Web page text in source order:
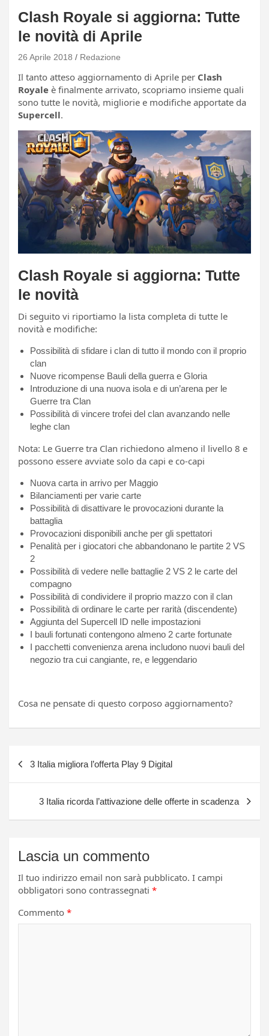
Clash Royale si aggiorna: Tutte
le novità di Aprile
26 Aprile 2018 Redazione
Il tanto atteso aggiornamento di Aprile per Clash
Royale è finalmente arrivato, scopriamo insieme quali
sono tutte le novità, migliorie e modifiche apportate da
Supercell.
Clash Royale si aggiorna: Tutte
le novità
Di seguito vi riportiamo la lista completa di tutte le
novità e modifiche:
Possibilità di sfidare i clan di tutto il mondo con il proprio
clan
Nuove ricompense Bauli della guerra e Gloria
Introduzione di una nuova isola e di un’arena per le
Guerre tra Clan
Possibilità di vincere trofei del clan avanzando nelle
leghe clan
Nota: Le Guerre tra Clan richiedono almeno il livello 8 e
possono essere avviate solo da capi e co-capi
Nuova carta in arrivo per Maggio
Bilanciamenti per varie carte
Possibilità di disattivare le provocazioni durante la
battaglia
Provocazioni disponibili anche per gli spettatori
Penalità per i giocatori che abbandonano le partite 2 VS
2
Possibilità di vedere nelle battaglie 2 VS 2 le carte del
compagno
Possibilità di condividere il proprio mazzo con il clan
Possibilità di ordinare le carte per rarità (discendente)
Aggiunta del Supercell ID nelle impostazioni
I bauli fortunati contengono almeno 2 carte fortunate
I pacchetti convenienza arena includono nuovi bauli del
negozio tra cui cangiante, re, e leggendario
Cosa ne pensate di questo corposo aggiornamento?
3 Italia migliora l’offerta Play 9 Digital
3 Italia ricorda l’attivazione delle offerte in scadenza
Lascia un commento
Il tuo indirizzo email non sarà pubblicato. I campi
obbligatori sono contrassegnati *
Commento *